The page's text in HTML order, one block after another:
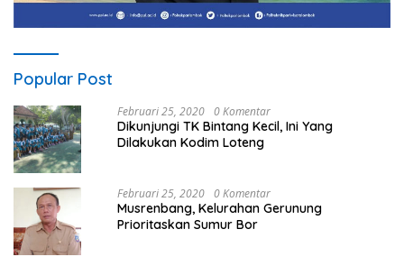
Popular Post
Februari 25, 2020 0 Komentar
Dikunjungi TK Bintang Kecil, Ini Yang
Dilakukan Kodim Loteng
Februari 25, 2020 0 Komentar
Musrenbang, Kelurahan Gerunung
Prioritaskan Sumur Bor